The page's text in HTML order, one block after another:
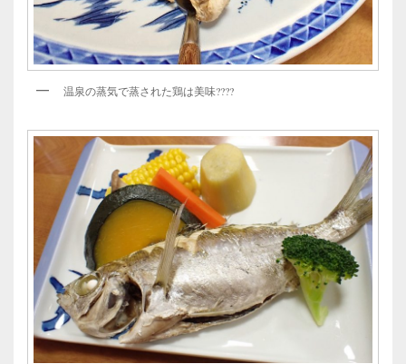
温泉の蒸気で蒸された鶏は美味????